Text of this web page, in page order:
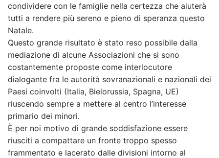
condividere con le famiglie nella certezza che aiuterà
tutti a rendere più sereno e pieno di speranza questo
Natale.
Questo grande risultato è stato reso possibile dalla
mediazione di alcune Associazioni che si sono
costantemente proposte come interlocutore
dialogante fra le autorità sovranazionali e nazionali dei
Paesi coinvolti (Italia, Bielorussia, Spagna, UE)
riuscendo sempre a mettere al centro l’interesse
primario dei minori.
È per noi motivo di grande soddisfazione essere
riusciti a compattare un fronte troppo spesso
frammentato e lacerato dalle divisioni intorno al